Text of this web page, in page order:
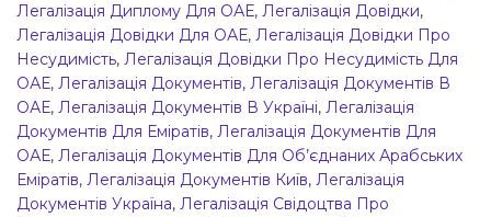
Легалізація Диплому Для ОАЕ, Легалізація Довідки,
Легалізація Довідки Для ОАЕ, Легалізація Довідки Про
Несудимість, Легалізація Довідки Про Несудимість Для
ОАЕ, Легалізація Документів, Легалізація Документів В
ОАЕ, Легалізація Документів В Україні, Легалізація
Документів Для Еміратів, Легалізація Документів Для
ОАЕ, Легалізація Документів Для Об’єднаних Арабських
Еміратів, Легалізація Документів Київ, Легалізація
Документів Україна, Легалізація Свідоцтва Про